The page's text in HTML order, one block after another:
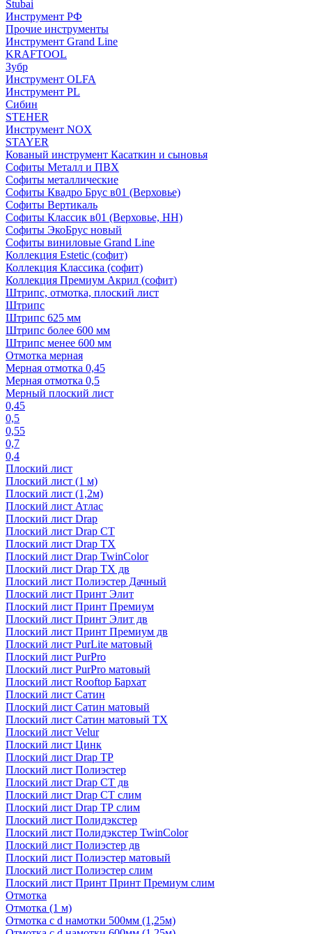
Stubai
Инструмент РФ
Прочие инструменты
Инструмент Grand Line
KRAFTOOL
Зубр
Инструмент OLFA
Инструмент PL
Сибин
STEHER
Инструмент NOX
STAYER
Кованый инструмент Касаткин и сыновья
Софиты Металл и ПВХ
Софиты металлические
Софиты Квадро Брус в01 (Верховье)
Софиты Вертикаль
Софиты Классик в01 (Верховье, НН)
Софиты ЭкоБрус новый
Софиты виниловые Grand Line
Коллекция Estetic (софит)
Коллекция Классика (софит)
Коллекция Премиум Акрил (софит)
Штрипс, отмотка, плоский лист
Штрипс
Штрипс 625 мм
Штрипс более 600 мм
Штрипс менее 600 мм
Отмотка мерная
Мерная отмотка 0,45
Мерная отмотка 0,5
Мерный плоский лист
0,45
0,5
0,55
0,7
0,4
Плоский лист
Плоский лист (1 м)
Плоский лист (1,2м)
Плоский лист Атлас
Плоский лист Drap
Плоский лист Drap СТ
Плоский лист Drap TX
Плоский лист Drap TwinColor
Плоский лист Drap ТХ дв
Плоский лист Полиэстер Дачный
Плоский лист Принт Элит
Плоский лист Принт Премиум
Плоский лист Принт Элит дв
Плоский лист Принт Премиум дв
Плоский лист PurLite матовый
Плоский лист PurPro
Плоский лист PurPro матовый
Плоский лист Rooftop Бархат
Плоский лист Сатин
Плоский лист Сатин матовый
Плоский лист Сатин матовый TX
Плоский лист Velur
Плоский лист Цинк
Плоский лист Drap ТР
Плоский лист Полиэстер
Плоский лист Drap СТ дв
Плоский лист Drap СТ слим
Плоский лист Drap ТР слим
Плоский лист Полидэкстер
Плоский лист Полидэкстер TwinColor
Плоский лист Полиэстер дв
Плоский лист Полиэстер матовый
Плоский лист Полиэстер слим
Плоский лист Принт Принт Премиум слим
Отмотка
Отмотка (1 м)
Отмотка с d намотки 500мм (1,25м)